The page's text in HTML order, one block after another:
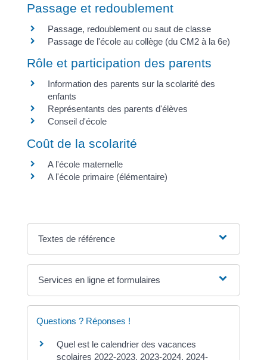
Passage et redoublement
Passage, redoublement ou saut de classe
Passage de l'école au collège (du CM2 à la 6e)
Rôle et participation des parents
Information des parents sur la scolarité des
enfants
Représentants des parents d'élèves
Conseil d'école
Coût de la scolarité
A l'école maternelle
A l'école primaire (élémentaire)
Textes de référence
Services en ligne et formulaires
Questions ? Réponses !
Quel est le calendrier des vacances
scolaires 2022-2023, 2023-2024, 2024-